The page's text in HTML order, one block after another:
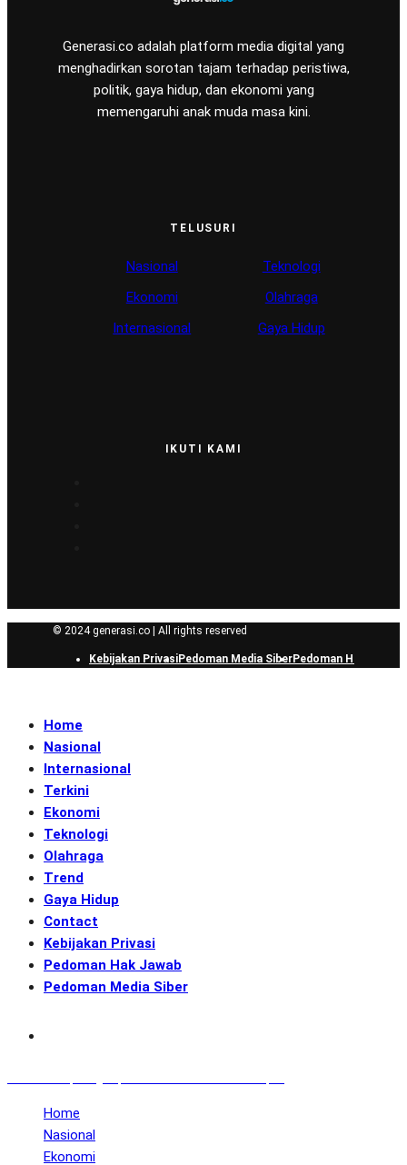
Generasi.co adalah platform media digital yang
menghadirkan sorotan tajam terhadap peristiwa,
politik, gaya hidup, dan ekonomi yang
memengaruhi anak muda masa kini.
TELUSURI
Nasional
Ekonomi
Internasional
Teknologi
Olahraga
Gaya Hidup
IKUTI KAMI
© 2024 generasi.co | All rights reserved
Kebijakan PrivasiPedoman Media SiberPedoman Hak Jawab
Home
Nasional
Internasional
Terkini
Ekonomi
Teknologi
Olahraga
Trend
Gaya Hidup
Contact
Kebijakan Privasi
Pedoman Hak Jawab
Pedoman Media Siber
Home
Nasional
Ekonomi